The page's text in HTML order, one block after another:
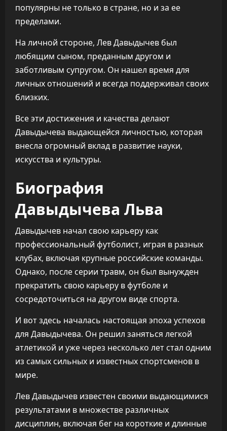
популярны не только в стране, но и за ее
пределами.
На личной стороне, Лев Давыдычев был
любящим сыном, преданным другом и
заботливым супругом. Он нашел время для
личных отношений и всегда поддерживал своих
близких.
Все эти достижения и качества делают
Давыдычева выдающейся личностью, которая
внесла огромный вклад в развитие науки,
искусства и культуры.
Биография
Давыдычева Льва
Давыдычев начал свою карьеру как
профессиональный футболист, играя в разных
клубах, включая крупные российские команды.
Однако, после серии травм, он был вынужден
прекратить свою карьеру в футболе и
сосредоточиться на другом виде спорта.
И вот здесь началась настоящая эпоха успехов
для Давыдычева. Он решил заняться легкой
атлетикой и уже через несколько лет стал одним
из самых сильных и известных спортсменов в
мире.
Лев Давыдычев известен своими выдающимися
результатами в множестве различных
дисциплин, включая бег на короткие и длинные